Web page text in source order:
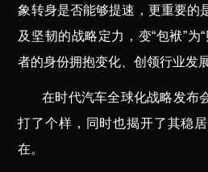
象转身是否能够提速，更重要的
及坚韧的战略定力，变“包袱”为
者的身份拥抱变化、创领行业发展
在时代汽车全球化战略发布
打了个样，同时也揭开了其稳
在。